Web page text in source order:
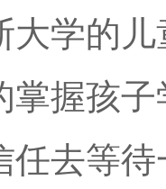
大学的
掌握孩
任去等